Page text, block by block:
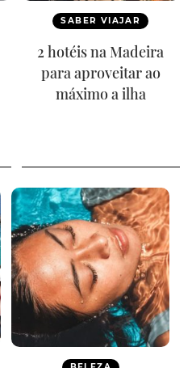
SABER VIAJAR
2 hotéis na Madeira
para aproveitar ao
máximo a ilha